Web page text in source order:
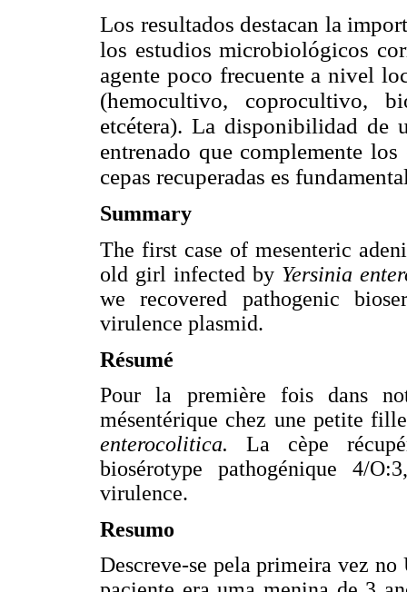
Los resultados destacan la
los estudios microbiológicos
agente poco frecuente a nivel
(hemocultivo, coprocultivo,
etcétera). La disponibilidad de
entrenado que complemente
cepas recuperadas es
Summary
The first case of mesenteric
old girl infected by Yersinia
we recovered pathogenic
virulence plasmid.
Résumé
Pour la première fois dans
mésentérique chez une petite
enterocolitica. La cèpe
biosérotype pathogénique 4/
virulence.
Resumo
Descreve-se pela primeira vez